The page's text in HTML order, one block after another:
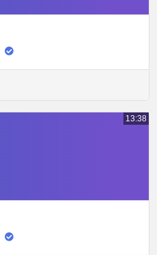
13:38